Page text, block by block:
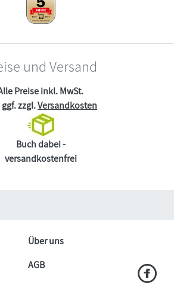
und Versand
Preise inkl. MwSt.
zzgl.Versandkosten
Buch dabei -
versandkostenfrei
Über uns
AGB